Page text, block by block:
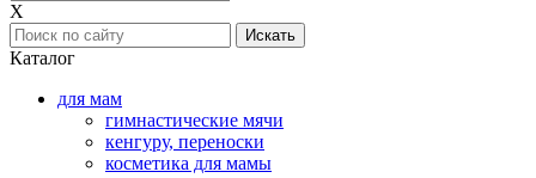
X
Каталог
для мам
гимнастические мячи
кенгуру, переноски
косметика для мамы